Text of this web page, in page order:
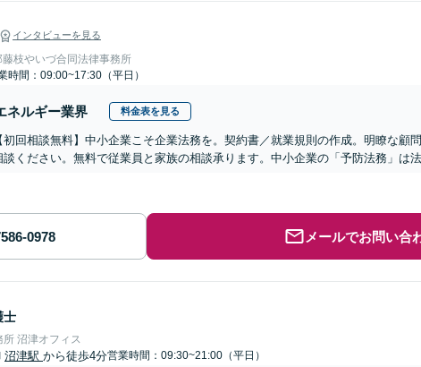
インタビューを見る
枝やいづ合同法律事務所
時間：09:00~17:30（平日）
ネルギー業界 料金表を見る
初回相談無料】中小企業こそ企業法務を。契約書／就業規則の作成。明瞭な顧
ください。無料で従業員と家族の相談承ります。中小企業の「予防法務」は
メールでお問い合
士
沼津オフィス
沼津駅 から徒歩4分営業時間：09:30~21:00（平日）